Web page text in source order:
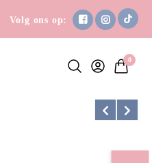
Volg ons op:
0